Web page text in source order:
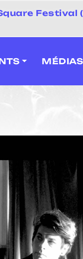
Festival
MÉDIAS